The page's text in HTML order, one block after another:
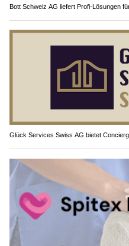
Bott Schweiz AG liefert Profi-Lösungen
Glück Services Swiss AG bietet